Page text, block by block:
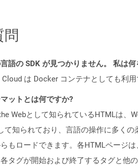
語の SDK が見つかりません。 私は何
は Docker コンテナとしても利
ットとは何ですか?
Webとして知られているHTMLは、
て知られており、言語の操作に多く
もロードできます。各HTMLページ
タグが開始および終了するタグと他